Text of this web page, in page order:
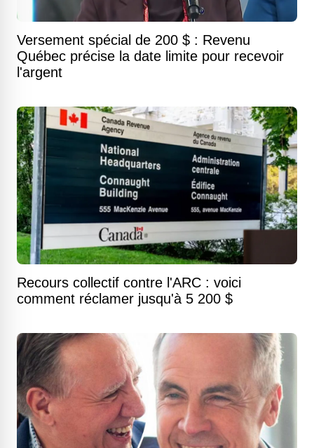
Versement spécial de 200 $ : Revenu
Québec précise la date limite pour recevoir
l'argent
Recours collectif contre l'ARC : voici
comment réclamer jusqu'à 5 200 $